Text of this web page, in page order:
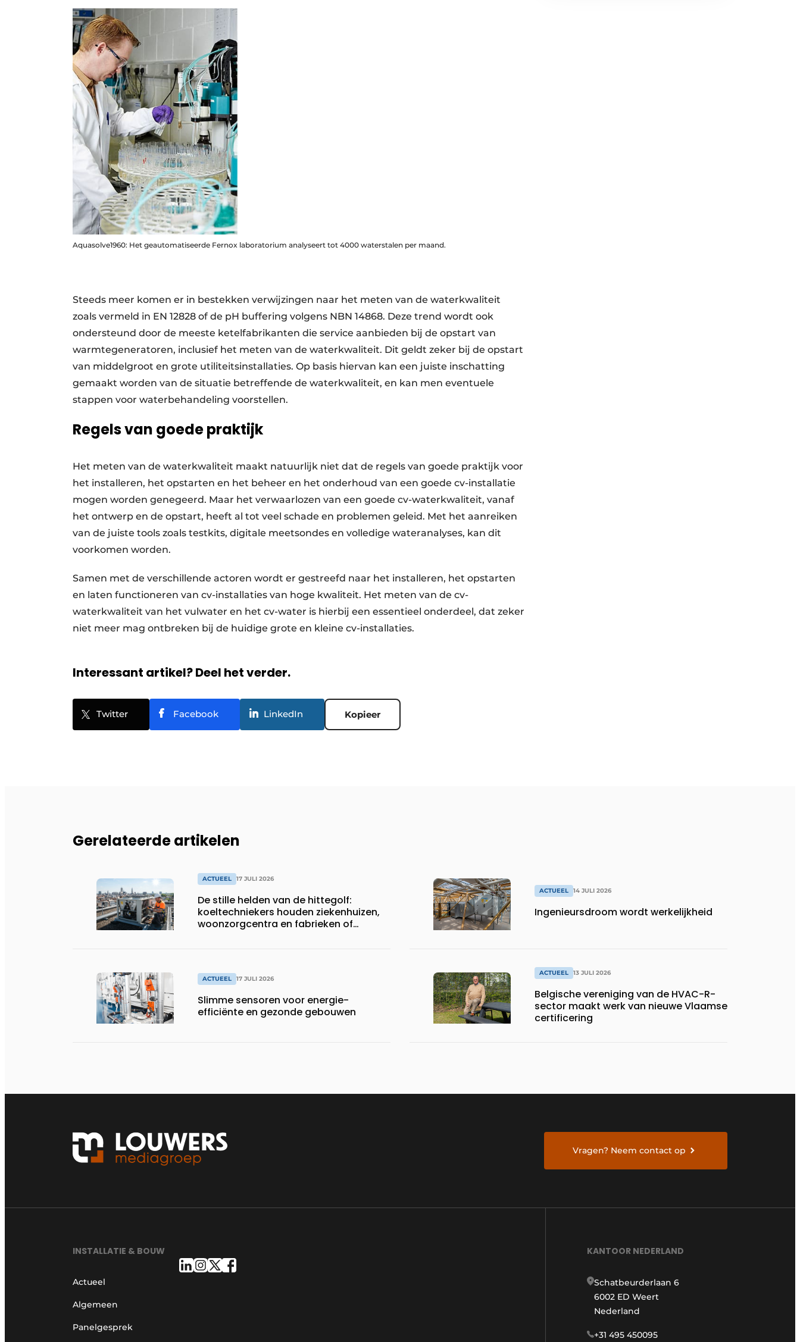
Aquasolve1960: Het geautomatiseerde Fernox laboratorium analyseert tot 4000 waterstalen per maand.
Steeds meer komen er in bestekken verwijzingen naar het meten van de waterkwaliteit
zoals vermeld in EN 12828 of de pH buffering volgens NBN 14868. Deze trend wordt ook
ondersteund door de meeste ketelfabrikanten die service aanbieden bij de opstart van
warmtegeneratoren, inclusief het meten van de waterkwaliteit. Dit geldt zeker bij de opstart
van middelgroot en grote ­utiliteitsinstallaties. Op basis hiervan kan een juiste inschatting
gemaakt worden van de situatie betreffende de waterkwaliteit, en kan men eventuele
stappen voor waterbehandeling voorstellen.
Regels van goede praktijk
Het meten van de waterkwaliteit maakt natuurlijk niet dat de regels van goede praktijk voor
het installeren, het opstarten en het beheer en het onderhoud van een goede cv-installatie
mogen worden genegeerd. Maar het verwaarlozen van een goede cv-waterkwaliteit, vanaf
het ontwerp en de opstart, heeft al tot veel schade en problemen geleid. Met het aanreiken
van de juiste tools zoals testkits, digitale meetsondes en volledige wateranalyses, kan dit
voorkomen worden.
Samen met de verschillende actoren wordt er gestreefd naar het installeren, het opstarten
en laten functioneren van cv-installaties van hoge kwaliteit. Het meten van de cv-
waterkwaliteit van het vulwater en het cv-water is hierbij een essentieel onderdeel, dat zeker
niet meer mag ontbreken bij de huidige grote en kleine cv-installaties.
Interessant artikel? Deel het verder.
Twitter Facebook LinkedIn Kopieer
Gerelateerde artikelen
ACTUEEL 17 JULI 2026
De stille helden van de hittegolf:
koeltechniekers houden ziekenhuizen,
woonzorgcentra en fabrieken of
ACTUEEL 17 JULI 2026
Slimme sensoren voor energie-
efficiënte en gezonde gebouwen
ACTUEEL 14 JULI 2026
Ingenieursdroom wordt werkelijkheid
ACTUEEL 13 JULI 2026
Belgische vereniging van de HVAC-R-
sector maakt werk van nieuwe Vlaamse
certificering
Vragen? Neem contact op
INSTALLATIE & BOUW
Actueel
Algemeen
Panelgesprek
KANTOOR NEDERLAND
Schatbeurderlaan 6
6002 ED Weert
Nederland
+31 495 450095